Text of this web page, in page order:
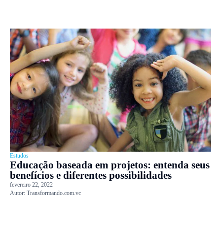
Estudos
Educação baseada em projetos: entenda seus
benefícios e diferentes possibilidades
fevereiro 22, 2022
Autor: Transformando.com.vc